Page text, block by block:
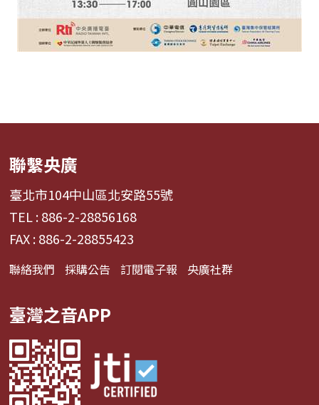
聯繫央廣
臺北市104中山區北安路55號
TEL : 886-2-28856168
FAX : 886-2-28855423
聯絡我們 採購公告 訂閱電子報 央廣社群
臺灣之音APP